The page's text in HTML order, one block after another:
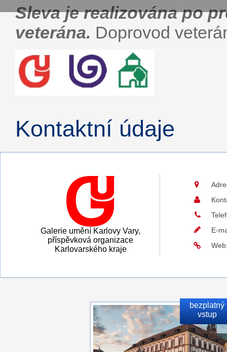
Sleva je realizována po
veterána. Doprovod
Kontaktní údaje
Galerie umění Karlovy Vary,
příspěvková organizace
Karlovarského kraje
E-
bezplatný
vstup